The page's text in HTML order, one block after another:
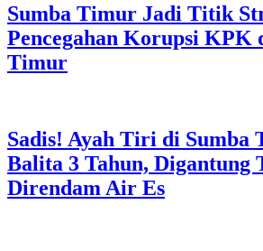
Sumba Timur Jadi Titik
Pencegahan Korupsi KPK
Timur
Sadis! Ayah Tiri di Sumba
Balita 3 Tahun, Digantung
Direndam Air Es